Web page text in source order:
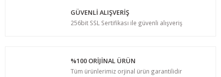
GÜVENLİ ALIŞVERİŞ
256bit SSL Sertifikası ile güvenli alışveriş
%100 ORİJİNAL ÜRÜN
Tüm ürünlerimiz orjinal ürün garantilidir